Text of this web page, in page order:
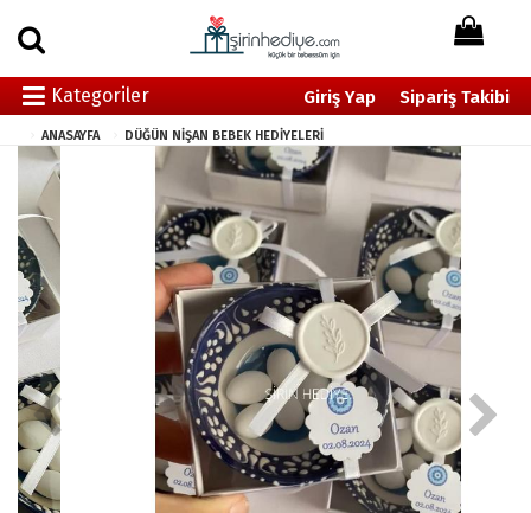
Kategoriler Giriş Yap Sipariş Takibi
ANASAYFA DÜĞÜN NİŞAN BEBEK HEDİYELERİ